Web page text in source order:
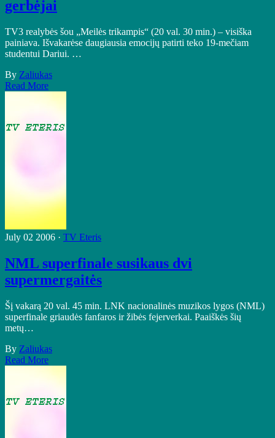
gerbėjai
TV3 realybės šou „Meilės trikampis“ (20 val. 30 min.) – visiška
painiava. Išvakarėse daugiausia emocijų patirti teko 19-mečiam
studentui Dariui. …
By Zaliukas
Read More
July 02 2006 · TV Eteris
NML superfinale susikaus dvi
supermergaitės
Šį vakarą 20 val. 45 min. LNK nacionalinės muzikos lygos (NML)
superfinale griaudės fanfaros ir žibės fejerverkai. Paaiškės šių
metų…
By Zaliukas
Read More